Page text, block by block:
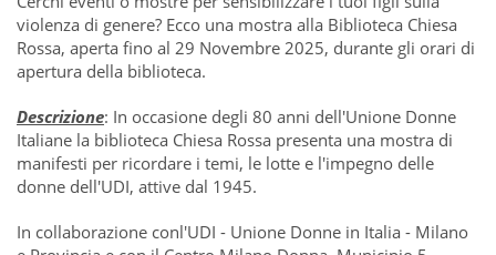
violenza di genere? Ecco una mostra alla Biblioteca Chiesa
Rossa, aperta fino al 29 Novembre 2025, durante gli orari di
apertura della biblioteca.
Descrizione: In occasione degli 80 anni dell'Unione Donne
Italiane la biblioteca Chiesa Rossa presenta una mostra di
manifesti per ricordare i temi, le lotte e l'impegno delle
donne dell'UDI, attive dal 1945.
In collaborazione conl'UDI - Unione Donne in Italia - Milano